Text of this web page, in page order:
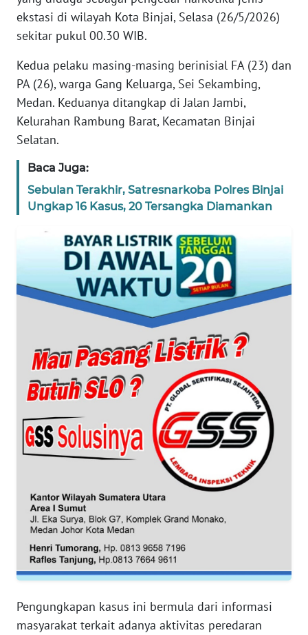
ekstasi di wilayah Kota Binjai, Selasa (26/5/2026)
sekitar pukul 00.30 WIB.
Kedua pelaku masing-masing berinisial FA (23) dan
PA (26), warga Gang Keluarga, Sei Sekambing,
Medan. Keduanya ditangkap di Jalan Jambi,
Kelurahan Rambung Barat, Kecamatan Binjai
Selatan.
Baca Juga:
Sebulan Terakhir, Satresnarkoba Polres Binjai
Ungkap 16 Kasus, 20 Tersangka Diamankan
Pengungkapan kasus ini bermula dari informasi
masyarakat terkait adanya aktivitas peredaran
WN
BANTEN
WN
NTT
WN
KEPRI
WN
PAPUA
WN
RIAU
SERAMBI
WN
WN
SULTRA
WN
NTB
WN
SULTENG
SULBAR